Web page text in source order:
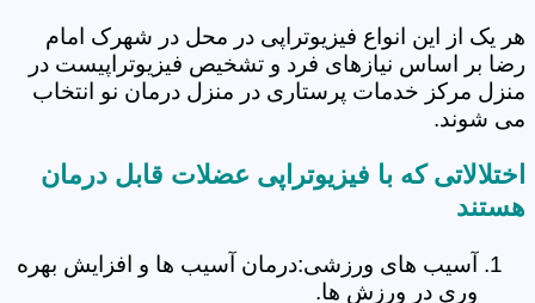
هر یک از این انواع فیزیوتراپی در محل در شهرک امام
رضا بر اساس نیازهای فرد و تشخیص فیزیوتراپیست در
منزل مرکز خدمات پرستاری در منزل درمان نو انتخاب
می شوند.
اختلالاتی که با فیزیوتراپی عضلات قابل درمان
هستند
آسیب های ورزشی:درمان آسیب ها و افزایش بهره
وری در ورزش ها.